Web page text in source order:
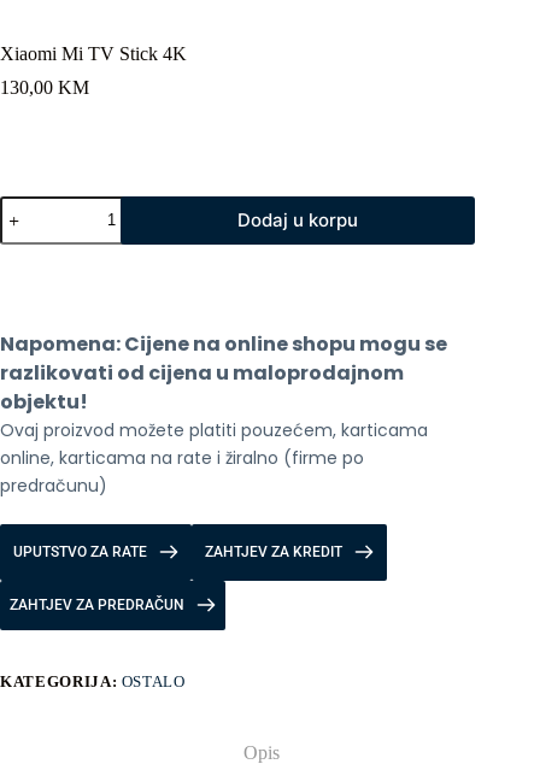
Xiaomi Mi TV Stick 4K
130,00 KM
Xiaomi
Mi
TV
Dodaj u korpu
Napomena: Cijene na online shopu mogu se
razlikovati od cijena u maloprodajnom
objektu!
Ovaj proizvod možete platiti pouzećem, karticama
online, karticama na rate i žiralno (firme po
predračunu)
UPUTSTVO ZA RATE ZAHTJEV ZA KREDIT
ZAHTJEV ZA PREDRAČUN
KATEGORIJA: OSTALO
Opis